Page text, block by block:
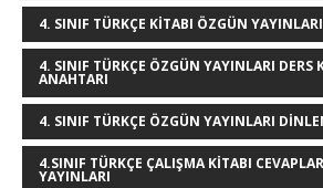
e
r
e
st
b
o
o
k
r dI
n
r
4. SINIF TÜRKÇE KITABI ÖZGÜN
4. SINIF TÜRKÇE ÖZGÜN YAYINLARI DERS
ANAHTARI
4. SINIF TÜRKÇE ÖZGÜN YAYINLARI
4.SINIF TÜRKÇE ÇALIŞMA KITABI
YAYINLARI